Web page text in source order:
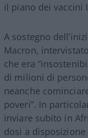
il piano dei vaccini
A sostegno
Macron,
che era
di milioni di
neanche
poveri”. In
inviare subito in
dosi a